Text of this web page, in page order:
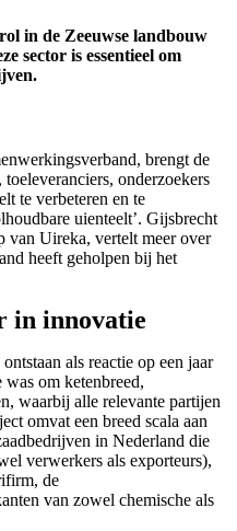
in de Zeeuwse landbouw
sector is essentieel om
brengt de
onderzoekers
te verbeteren en te
uienteelt’. Gijsbrecht
van Uireka, vertelt meer over
heeft geholpen bij het
in innovatie
als reactie op een jaar
om ketenbreed,
waarbij alle relevante partijen
omvat een breed scala aan
in Nederland die
verwerkers als exporteurs),
de
van zowel chemische als